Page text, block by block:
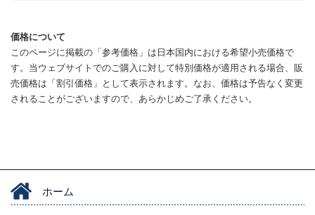
価格について
このページに掲載の「参考価格」は日本国内における希望小売価格で
す。当ウェブサイトでのご購入に対して特別価格が適用される場合、販
売価格は「割引価格」として表示されます。なお、価格は予告なく変更
されることがございますので、あらかじめご了承ください。
ホーム